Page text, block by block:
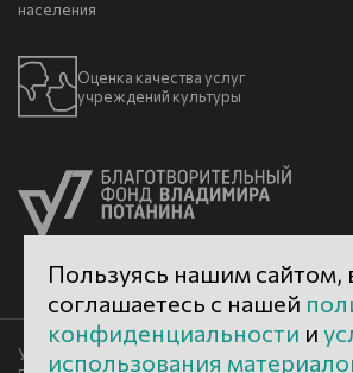
Пользуясь нашим сайтом,
соглашаетесь с нашей
конфиденциальности и
использования
населения
Оценка качества услуг
учреждений культуры
Условия использования материалов сайта